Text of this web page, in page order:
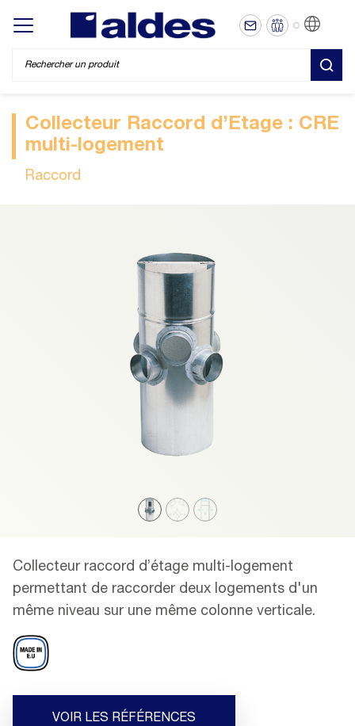
Display/hide main menu
Collecteur Raccord d’Etage : CRE
multi-logement
Raccord
Collecteur raccord d’étage multi-logement
permettant de raccorder deux logements d'un
même niveau sur une même colonne verticale.
VOIR LES RÉFÉRENCES